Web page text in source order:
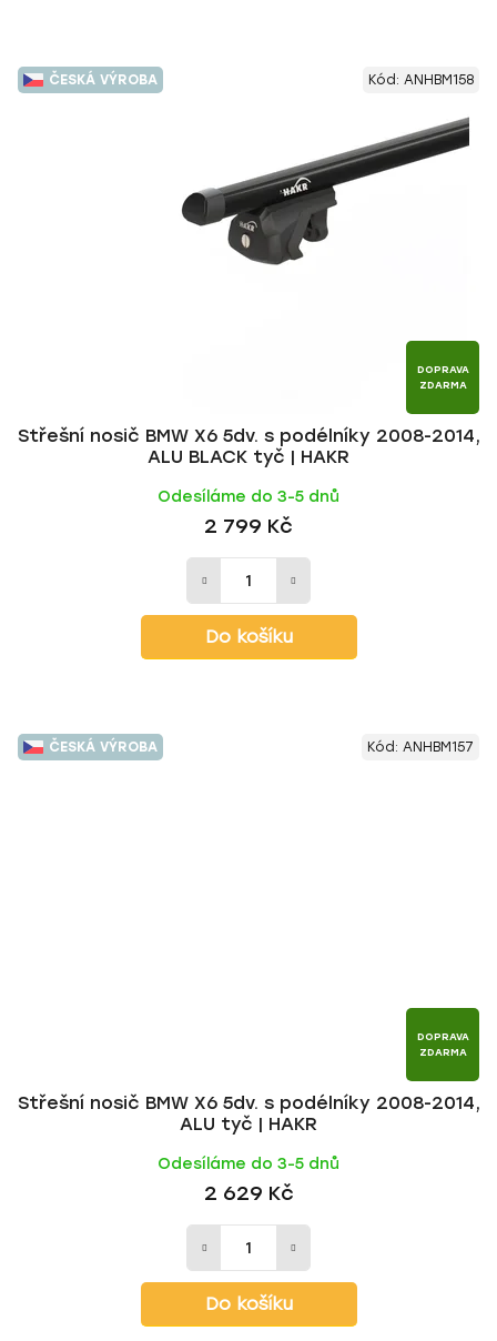
ČESKÁ VÝROBA
DOPRAVA
ZDARMA
Střešní nosič BMW X6 5dv. s podélníky 2008-2014,
ALU BLACK tyč | HAKR
Odesíláme do 3-5 dnů
2 799 Kč
Do košíku
Kód: ANHBM158
ČESKÁ VÝROBA
DOPRAVA
ZDARMA
Střešní nosič BMW X6 5dv. s podélníky 2008-2014,
ALU tyč | HAKR
Odesíláme do 3-5 dnů
2 629 Kč
Do košíku
Kód: ANHBM157